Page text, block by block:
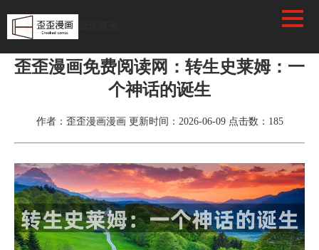
首页> 漫画资讯
歪歪漫画免费阅读网：转生史莱姆：一
个神话的诞生
作者：歪歪漫画漫画 更新时间：2026-06-09 点击数： 185